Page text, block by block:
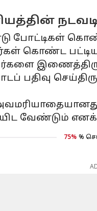
போட்டிகள்
கொண்ட
பதிவு
வேண்டும் எனக்
75% %